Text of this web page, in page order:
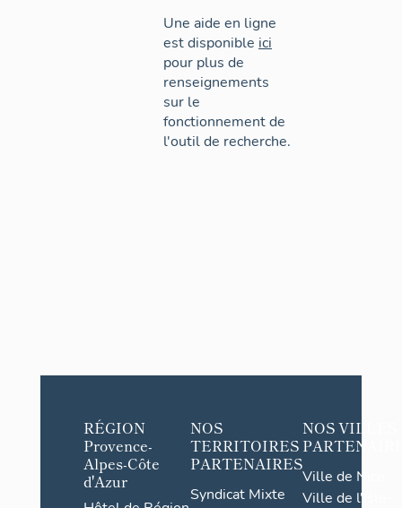
Une aide en ligne
est disponible ici
pour plus de
renseignements
sur le
fonctionnement de
l'outil de recherche.
RÉGION
Provence-
Alpes-Côte
d'Azur
NOS
TERRITOIRES
PARTENAIRES
Syndicat Mixte
NOS VILLES
Ville de Nice
Ville de l'Isle-